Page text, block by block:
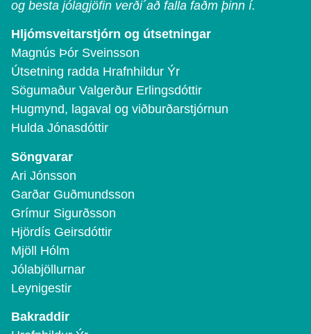
og besta jólagjöfin verði´að falla faðm þinn í.
Hljómsveitarstjórn og útsetningar
Magnús Þór Sveinsson
Útsetning radda Hrafnhildur Ýr
Sögumaður Valgerður Erlingsdóttir
Hugmynd, lagaval og viðburðarstjórnun
Hulda Jónasdóttir
Söngvarar
Ari Jónsson
Garðar Guðmundsson
Grímur Sigurðsson
Hjördís Geirsdóttir
Mjöll Hólm
Jólabjöllurnar
Leynigestir
Bakraddir